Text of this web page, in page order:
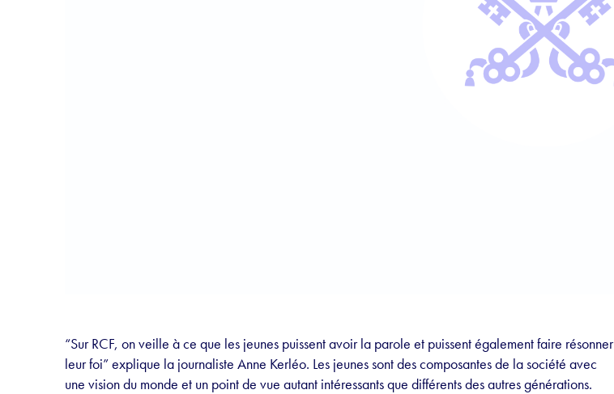
“Sur RCF, on veille à ce que les jeunes puissent avoir la parole et puissent également faire résonner
leur foi” explique la journaliste Anne Kerléo. Les jeunes sont des composantes de la société avec
une vision du monde et un point de vue autant intéressants que différents des autres générations.